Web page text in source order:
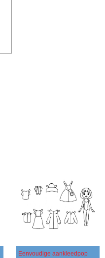
Eenvoudige aankleedpop